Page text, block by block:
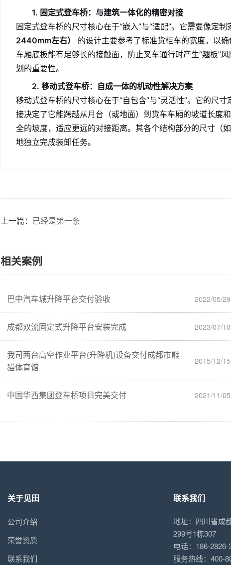
1. 固定式登车桥：与建筑一体化的精密对接
固定式登车桥的尺寸核心在于“嵌入”与“适配”。它需要像定
2440mm左右）
的设计主要参考了标准货柜车的宽度，以确
车厢底板能有足够长的接触面，防止叉车通行时产生“翘板”
划的重要性。
2. 移动式登车桥：自成一体的机动性解决方案
移动式登车桥的尺寸核心在于“自包含”与“灵活性”。它的尺
接决定了它能跨越从月台（或地面）到货车车厢的坡道长度
全的坡度，适应更远的对接距离。其各个结构部分的尺寸（
地独立完成装卸任务。
上一篇： 已经是第一条
相关案例
巴中汽车城升降平台交付验收 2022/05/29
成都双流固定式升降平台安装完成 2023/07/10
我司两台高空作业平台(升降机)设备交付成都市熊
猫体育馆
2015/12/15
中国华西集团登车桥项目完美交付 2021/11/05
关于见田
公司介绍
荣誉资质
联系我们
联系我们
地址：四川省成
299号1栋307
电话：186-2826-
服务热线：400-